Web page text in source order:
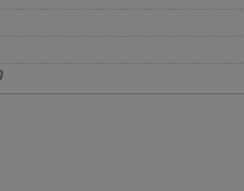
신청